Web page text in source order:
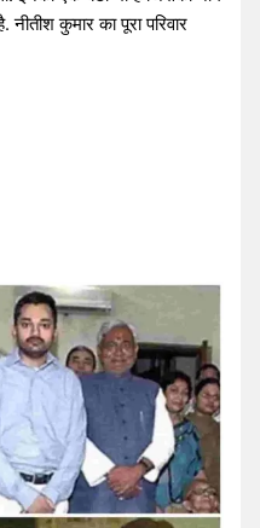
कुमार का पूरा परिवार